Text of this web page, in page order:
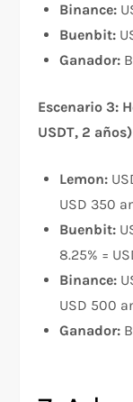
Binance:
Buenbit:
Ganador:
Escenario 3:
USDT, 2 años)
Lemon:
USD 350
Buenbit:
8.25% =
Binance:
USD 500
Ganador: